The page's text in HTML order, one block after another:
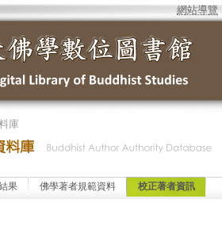
網站導覽
庫
果 佛學著者規範資料 校正著者資訊